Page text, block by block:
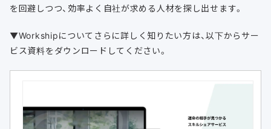
を回避しつつ、効率よく自社が求める人材を探し出せます。
▼Workshipについてさらに詳しく知りたい方は、以下からサー
ビス資料をダウンロードしてください。